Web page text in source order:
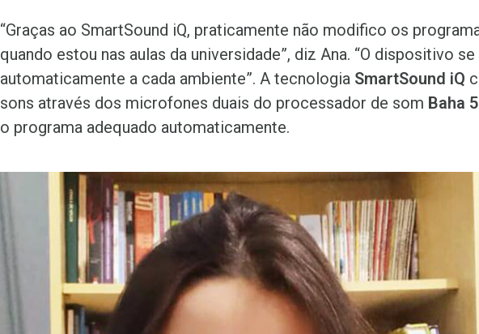
“Graças ao SmartSound iQ, praticamente não modifico os
quando estou nas aulas da universidade”, diz Ana. “O dispositivo
automaticamente a cada ambiente”. A tecnologia SmartSound iQ
sons através dos microfones duais do processador de som Baha 5
o programa adequado automaticamente.